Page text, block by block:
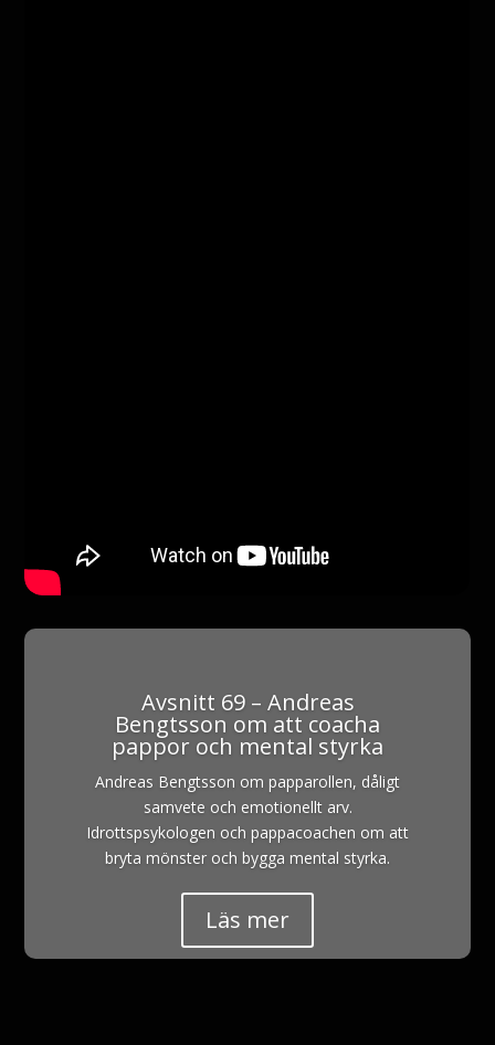
Avsnitt 69 – Andreas
Bengtsson om att coacha
pappor och mental styrka
Andreas Bengtsson om papparollen, dåligt
samvete och emotionellt arv.
Idrottspsykologen och pappacoachen om att
bryta mönster och bygga mental styrka.
Läs mer